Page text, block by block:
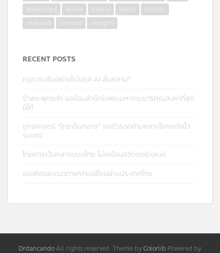
สังคมความรู้
อนาคต อาเซียน อินเดีย
ฮาร์วาร์ด
เทคโนโลยี
เป้าหมาย เศรษฐกิจ
RECENT POSTS
ครูควรปรับอย่างไรในยุค AI ล้นหลาม?
ข้าพระพุทธเจ้า ขอน้อมสำนึกในพระมหากรุณาธิคุณอันหาที่สุด
มิได้
ยุทธศาสตร์ “ไทยเป็นกลาง” เอาตัวรอดท่ามกลางโลกแบ่งขั้ว
รุนแรง
ไทยควรเป็นกลางแบบไทย ไม่เหมือนสวิตเซอร์แลนด์
แนวคิดและแนวทางการเปลี่ยนผ่านประเทศไทย
DrdancandoAll rights reserved. Theme byColorlib Powered by